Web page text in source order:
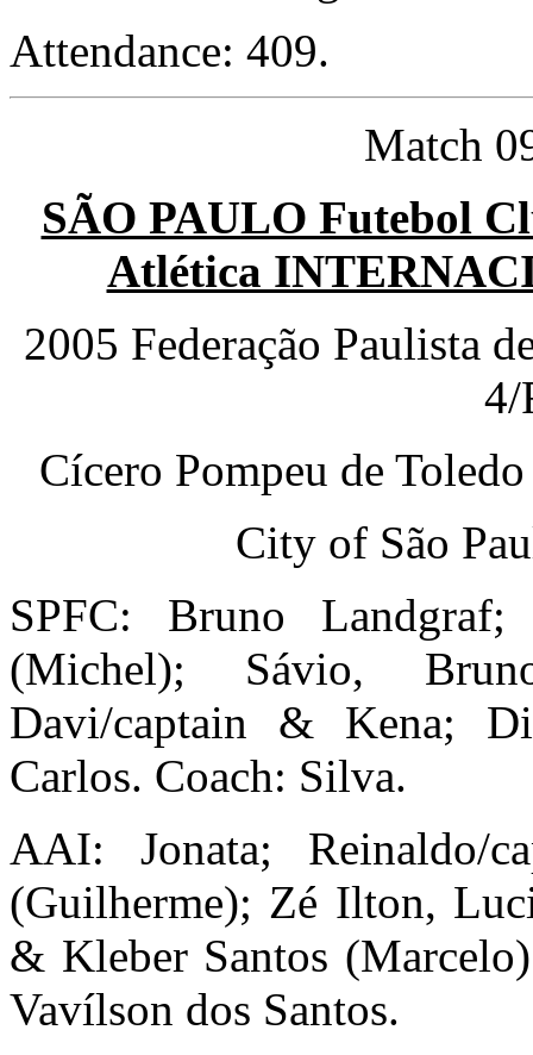
Attendance: 409.
Match
SÃO PAULO Futebol
Atlética
2005 Federação Paulista
4/
Cícero Pompeu de
City of São
SPFC: Bruno
(Michel); Sávio,
Davi/captain & Kena;
Carlos. Coach: Silva.
AAI: Jonata; Reinaldo/
(Guilherme); Zé Ilton,
& Kleber Santos
Vavílson dos Santos.